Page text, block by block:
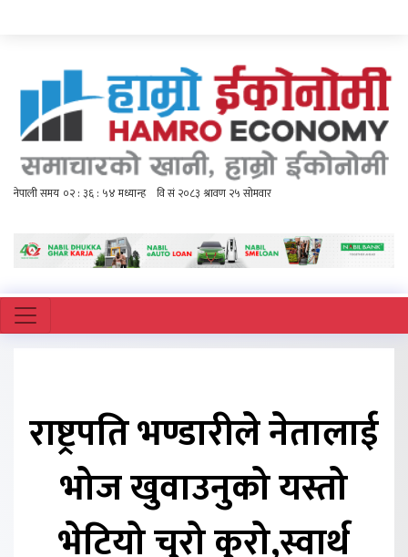
राष्ट्रपति भण्डारीले नेतालाई
भोज खुवाउनुको यस्तो
भेटियो चुरो कुरो,स्वार्थ